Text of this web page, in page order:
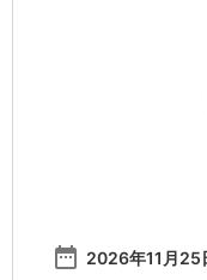
date_range 2026年11月25